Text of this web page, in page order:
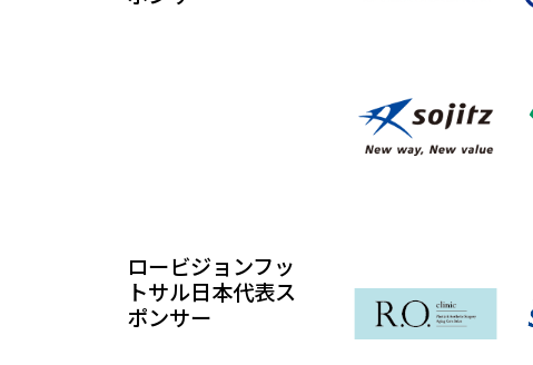
ロービジョンフッ
トサル日本代表ス
ポンサー